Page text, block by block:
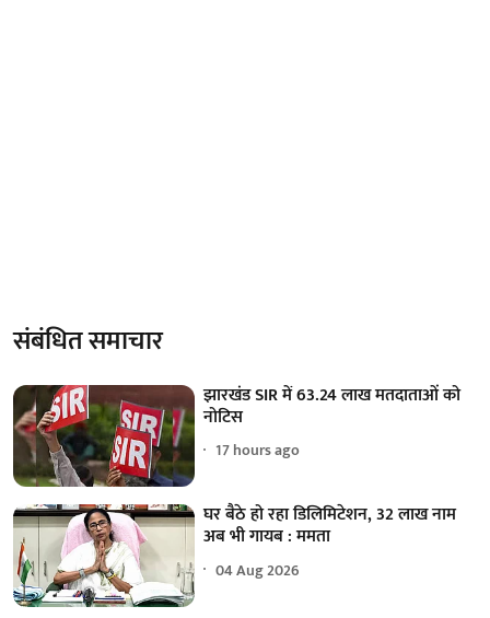
संबंधित समाचार
झारखंड SIR में 63.24 लाख मतदाताओं को
नोटिस
17 hours ago
घर बैठे हो रहा डिलिमिटेशन, 32 लाख नाम
अब भी गायब : ममता
04 Aug 2026